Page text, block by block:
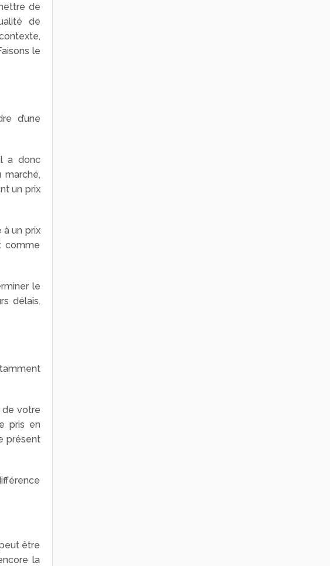
de
de
le
d’une
a donc
marché,
un prix
à un prix
comme
le
délais.
de votre
pris en
présent
être
la